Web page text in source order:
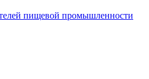
пищевой промышленности